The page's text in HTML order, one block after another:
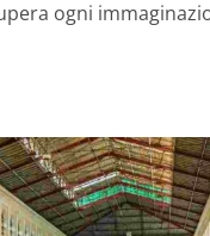
ogni